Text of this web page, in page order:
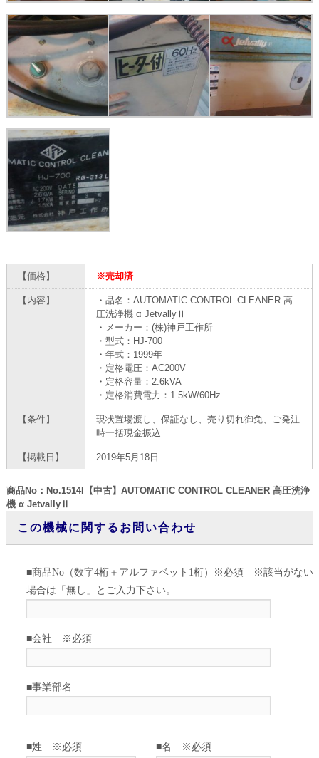
【価格】 ※売却済
【内容】
・品名：AUTOMATIC CONTROL CLEANER 高
圧洗浄機 α JetvallyⅡ
・メーカー：(株)神戸工作所
・型式：HJ-700
・年式：1999年
・定格電圧：AC200V
・定格容量：2.6kVA
・定格消費電力：1.5kW/60Hz
【条件】
現状置場渡し、保証なし、売り切れ御免、ご発注
時一括現金振込
【掲載日】 2019年5月18日
商品No：No.1514I【中古】AUTOMATIC CONTROL CLEANER 高圧洗浄
機 α JetvallyⅡ
この機械に関するお問い合わせ